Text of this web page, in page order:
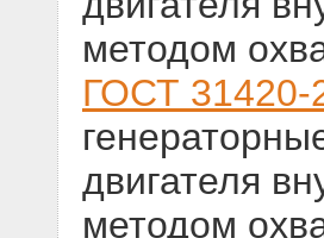
методом
ГОСТ 31420-
двигателя
методом